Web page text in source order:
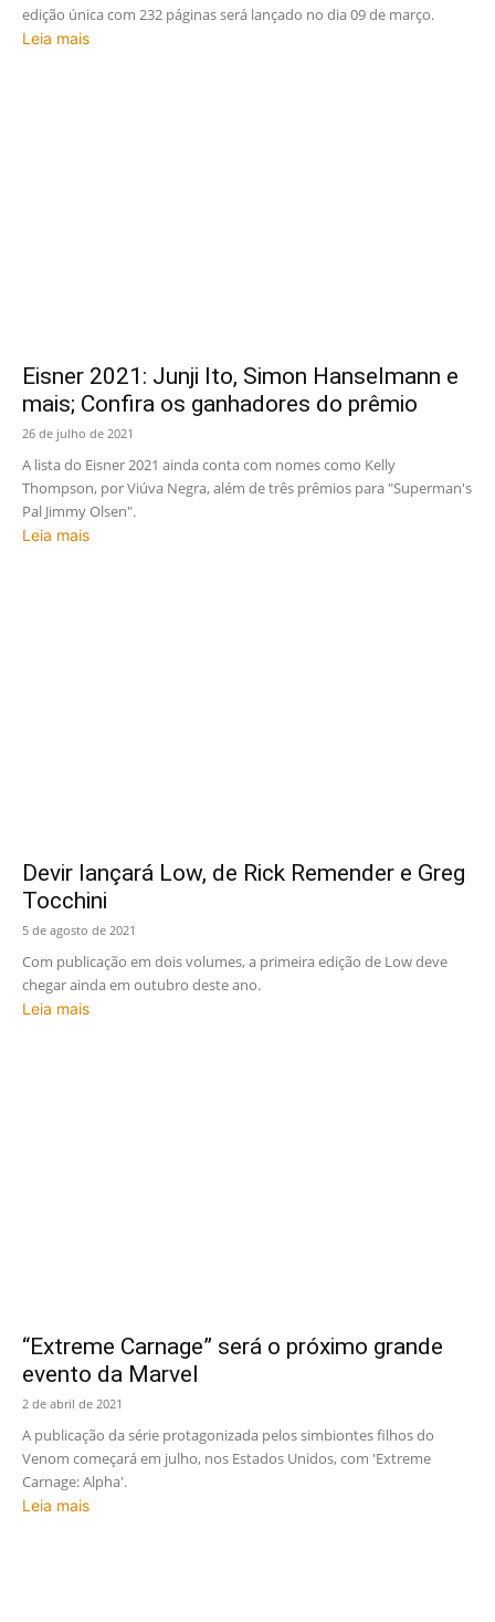
edição única com 232 páginas será lançado no dia 09 de março.
Leia mais
Eisner 2021: Junji Ito, Simon Hanselmann e
mais; Confira os ganhadores do prêmio
26 de julho de 2021
A lista do Eisner 2021 ainda conta com nomes como Kelly
Thompson, por Viúva Negra, além de três prêmios para "Superman's
Pal Jimmy Olsen".
Leia mais
Devir lançará Low, de Rick Remender e Greg
Tocchini
5 de agosto de 2021
Com publicação em dois volumes, a primeira edição de Low deve
chegar ainda em outubro deste ano.
Leia mais
“Extreme Carnage” será o próximo grande
evento da Marvel
2 de abril de 2021
A publicação da série protagonizada pelos simbiontes filhos do
Venom começará em julho, nos Estados Unidos, com 'Extreme
Carnage: Alpha'.
Leia mais